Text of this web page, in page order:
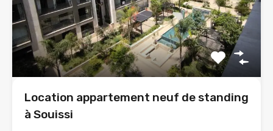
Location appartement neuf de standing
à Souissi